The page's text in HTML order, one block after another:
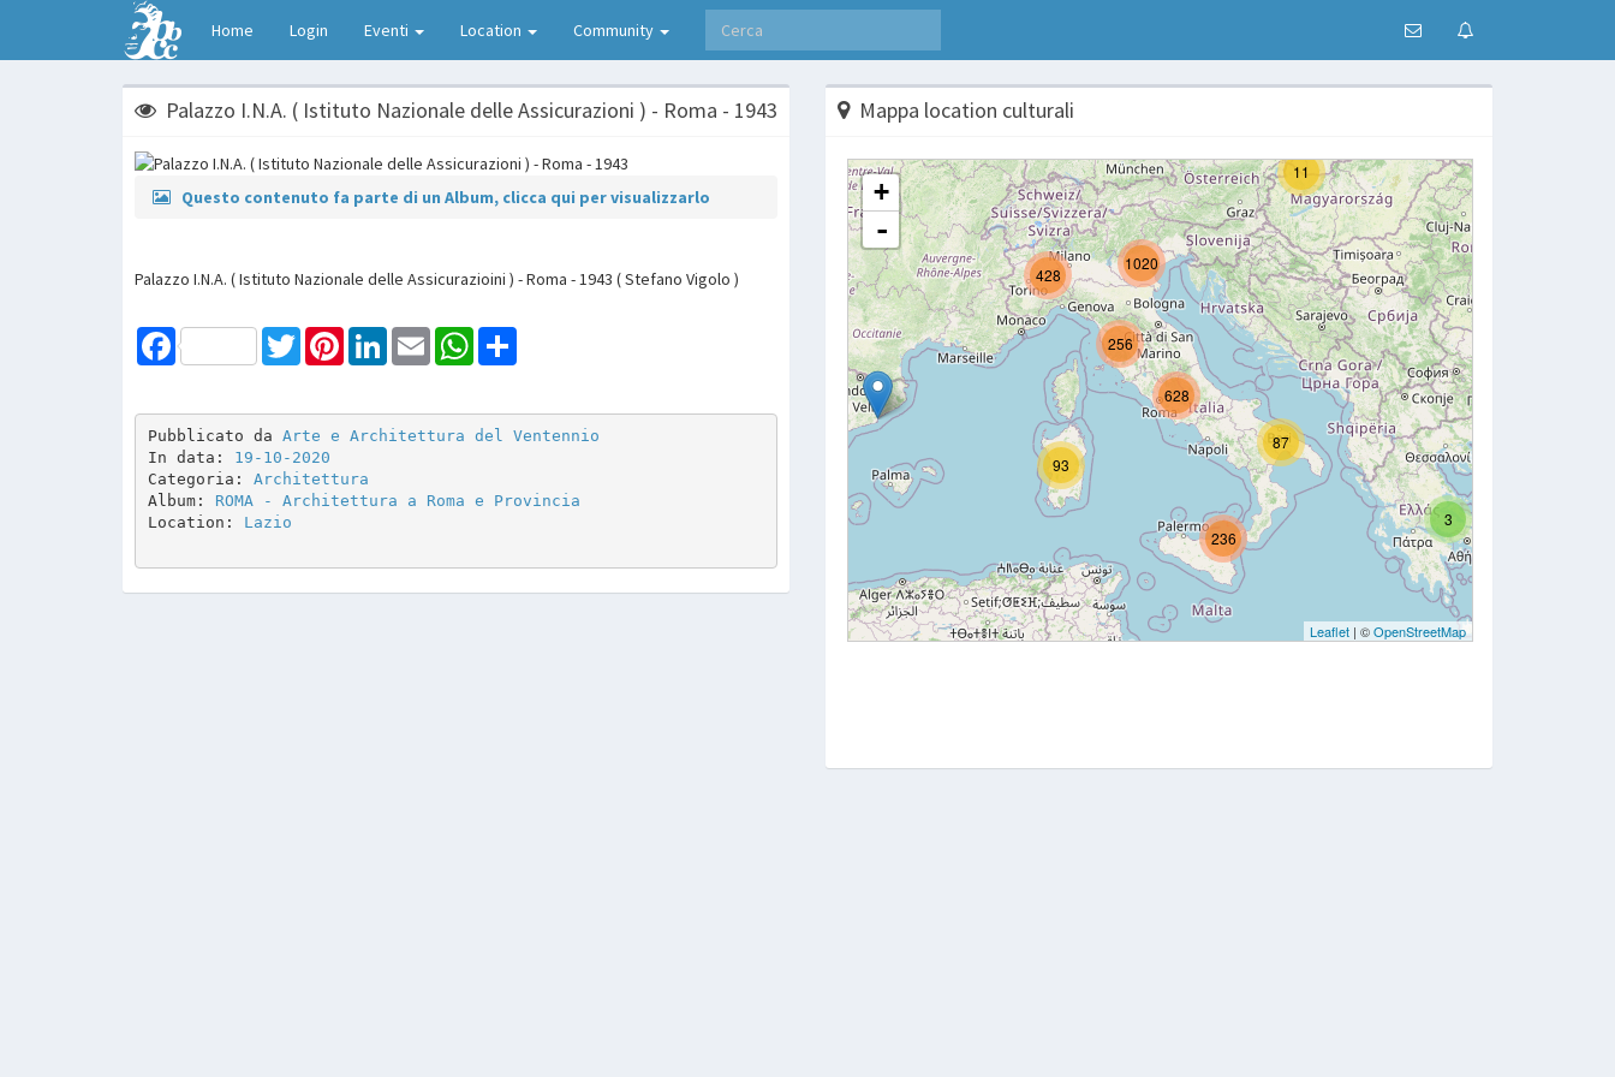
Home Login Eventi Location Community
Palazzo I.N.A. ( Istituto Nazionale delle Assicurazioni ) - Roma - 1943
Questo contenuto fa parte di un Album, clicca qui per visualizzarlo
Palazzo I.N.A. ( Istituto Nazionale delle Assicurazioini ) - Roma - 1943 ( Stefano Vigolo )
Facebook TwitterPinterestLinkedInEmail WhatsApp
Pubblicato da Arte e Architettura del Ventennio
In data: 19-10-2020
Categoria: Architettura
Album: ROMA - Architettura a Roma e Provincia
Location: Lazio
Mappa location culturali